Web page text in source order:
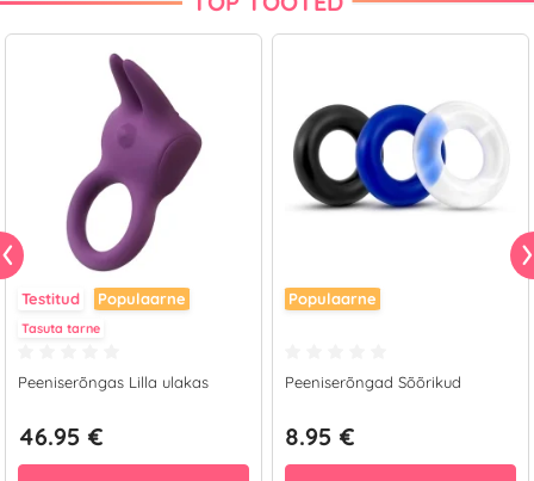
Testitud Populaarne
Tasuta tarne
Peeniserõngas Lilla ulakas
46.95 €
Populaarne
Peeniserõngad Sõõrikud
8.95 €